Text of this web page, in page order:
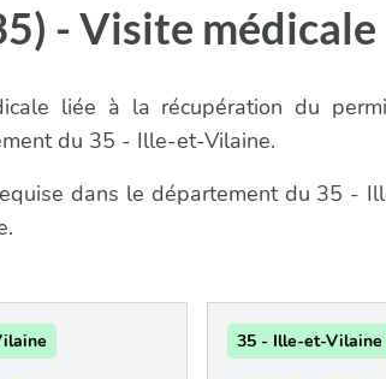
- Visite
liée à la récupération du
du 35 - Ille-et-Vilaine.
dans le département du 35 -
35 - Ille-et-Vilaine